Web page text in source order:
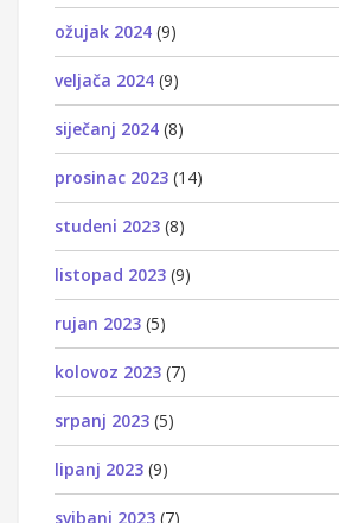
ožujak 2024 (9)
veljača 2024 (9)
siječanj 2024 (8)
prosinac 2023 (14)
studeni 2023 (8)
listopad 2023 (9)
rujan 2023 (5)
kolovoz 2023 (7)
srpanj 2023 (5)
lipanj 2023 (9)
svibanj 2023 (7)